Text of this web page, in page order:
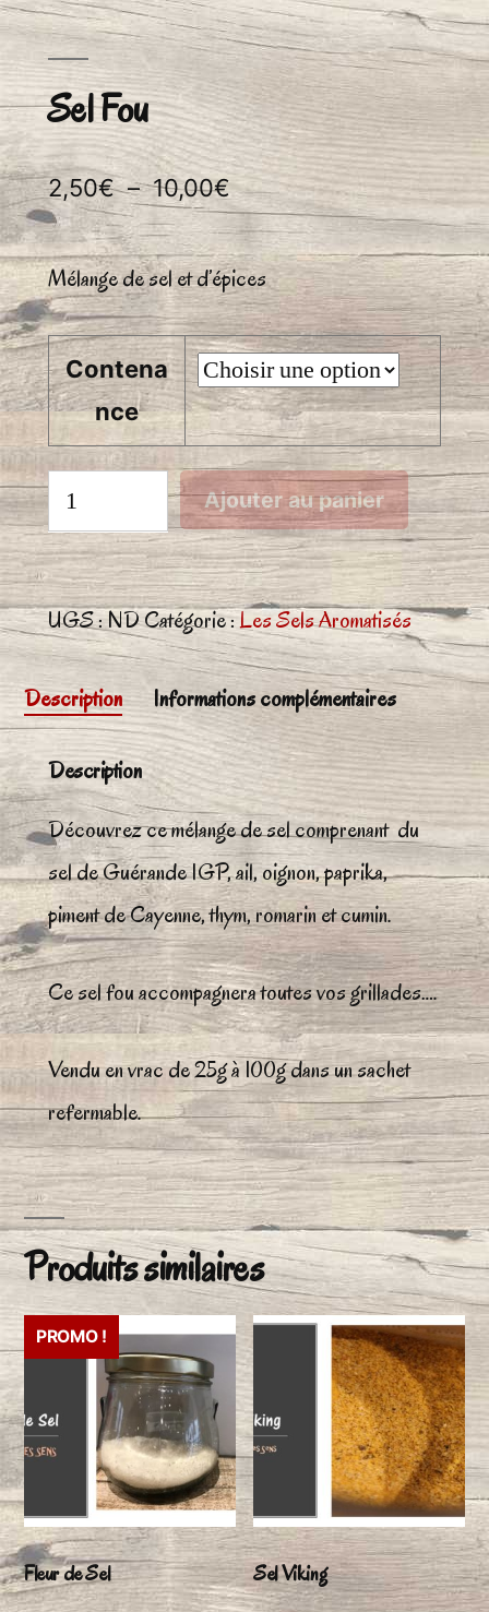
Sel Fou
2,50€ – 10,00€Plage
de
prix :
2,50€
à
10,00€
Mélange de sel et d’épices
Contena
nce
quantité
de
Sel
Fou
Ajouter au panier
UGS :NDCatégorie :Les Sels Aromatisés
Description Informations complémentaires
Description
Découvrez ce mélange de sel comprenant du
sel de Guérande IGP, ail, oignon, paprika,
piment de Cayenne, thym, romarin et cumin.
Ce sel fou accompagnera toutes vos grillades….
Vendu en vrac de 25g à 100g dans un sachet
refermable.
Produits similaires
PROMO !
Fleur de Sel Sel Viking